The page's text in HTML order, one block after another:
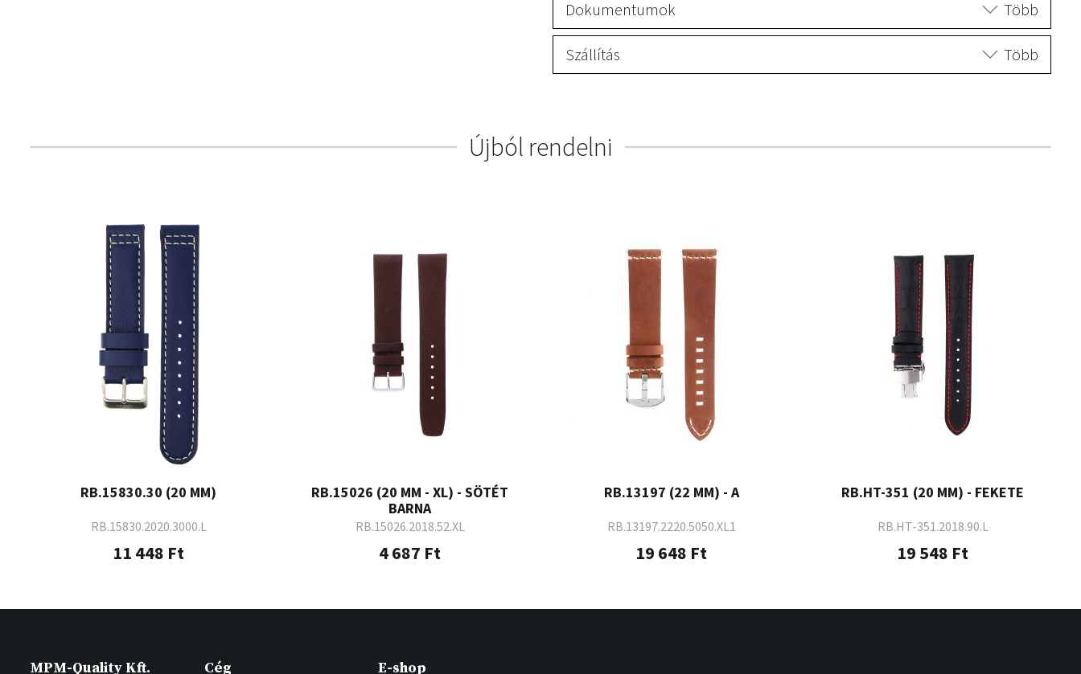
Dokumentumok Több
Szállítás Több
Újból rendelni
RB.15830.30 (20 MM)
RB.15830.2020.3000.L
11 448 Ft
RB.15026 (20 MM - XL) - SÖTÉT
BARNA
RB.15026.2018.52.XL
4 687 Ft
RB.13197 (22 MM) - A
RB.13197.2220.5050.XL1
19 648 Ft
RB.HT-351 (20 MM) - FEKETE
RB.HT-351.2018.90.L
19 548 Ft
MPM-Quality Kft. Cég E-shop